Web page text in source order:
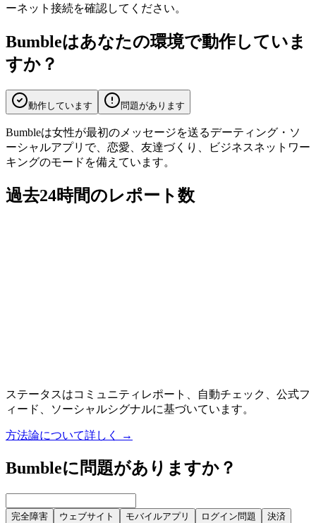
ーネット接続を確認してください。
Bumbleはあなたの環境で動作していま
すか？
動作しています 問題があります
Bumbleは女性が最初のメッセージを送るデーティング・ソ
ーシャルアプリで、恋愛、友達づくり、ビジネスネットワー
キングのモードを備えています。
過去24時間のレポート数
ステータスはコミュニティレポート、自動チェック、公式フ
ィード、ソーシャルシグナルに基づいています。
方法論について詳しく →
Bumbleに問題がありますか？
完全障害 ウェブサイト モバイルアプリ ログイン問題
決済